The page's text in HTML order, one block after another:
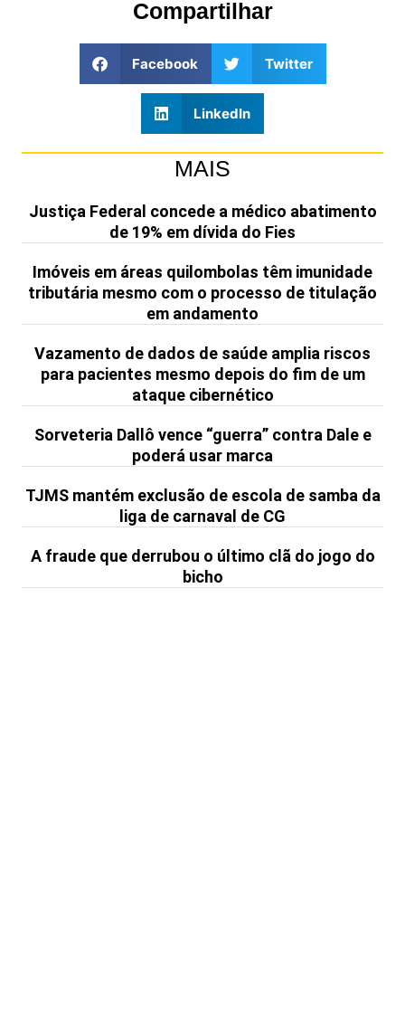
Compartilhar
Facebook Twitter
LinkedIn
MAIS
Justiça Federal concede a médico abatimento
de 19% em dívida do Fies
Imóveis em áreas quilombolas têm imunidade
tributária mesmo com o processo de titulação
em andamento
Vazamento de dados de saúde amplia riscos
para pacientes mesmo depois do fim de um
ataque cibernético
Sorveteria Dallô vence “guerra” contra Dale e
poderá usar marca
TJMS mantém exclusão de escola de samba da
liga de carnaval de CG
A fraude que derrubou o último clã do jogo do
bicho